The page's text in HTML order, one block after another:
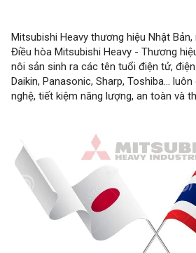
Mitsubishi Heavy thương hiệu Nhật Bản,
Điều hòa Mitsubishi Heavy - Thương
nôi sản sinh ra các tên tuổi điện tử,
Daikin, Panasonic, Sharp, Toshiba...
nghệ, tiết kiệm năng lượng, an toàn và